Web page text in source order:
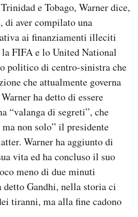
e Tobago, Warner dice,
di aver compilato una
ai finanziamenti illeciti
FIFA e lo United National
politico di centro-sinistra che
che attualmente governa
ha detto di essere
“valanga di segreti”, che
non solo” il presidente
Warner ha aggiunto di
vita ed ha concluso il suo
meno di due minuti
detto Gandhi, nella storia ci
tiranni, ma alla fine cadono